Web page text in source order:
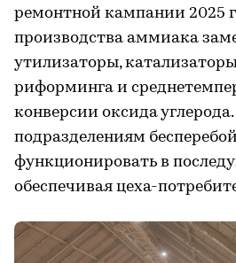
ремонтной кампании 2025
производства аммиака
утилизаторы,
риформинга и
конверсии оксида
подразделениям
функционировать в
обеспечивая цеха-